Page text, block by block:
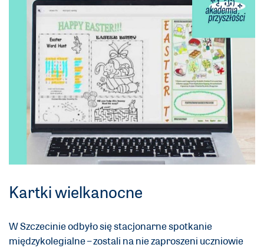
Kartki wielkanocne
W Szczecinie odbyło się stacjonarne spotkanie
międzykolegialne – zostali na nie zaproszeni uczniowie